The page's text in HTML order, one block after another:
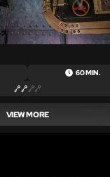
60 MIN.
VIEW MORE